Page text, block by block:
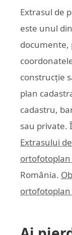
Extrasul de
este unul
documente,
construcție
plan
cadastru,
sau private.
Extrasului
România.